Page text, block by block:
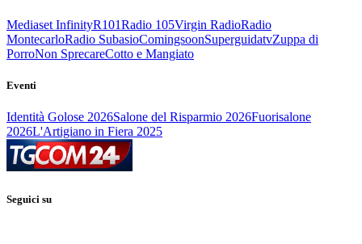
Mediaset InfinityR101Radio 105Virgin RadioRadio
MontecarloRadio SubasioComingsoonSuperguidatvZuppa di
PorroNon SprecareCotto e Mangiato
Eventi
Identità Golose 2026Salone del Risparmio 2026Fuorisalone
2026L'Artigiano in Fiera 2025
Seguici su